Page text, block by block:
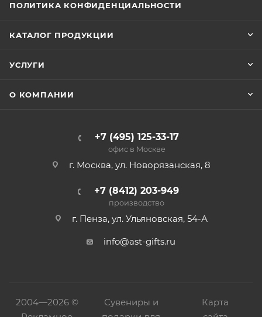
ПОЛИТИКА КОНФИДЕНЦИАЛЬНОСТИ
КАТАЛОГ ПРОДУКЦИИ
УСЛУГИ
О КОМПАНИИ
+7 (495) 125-33-17
офис в Москве
г. Москва, ул. Новорязанская, 8
+7 (8412) 203-949
производство
г. Пенза, ул. Ульяновская, 54-А
info@ast-gifts.ru
2004—2026 ©
Сувениры и
Карта